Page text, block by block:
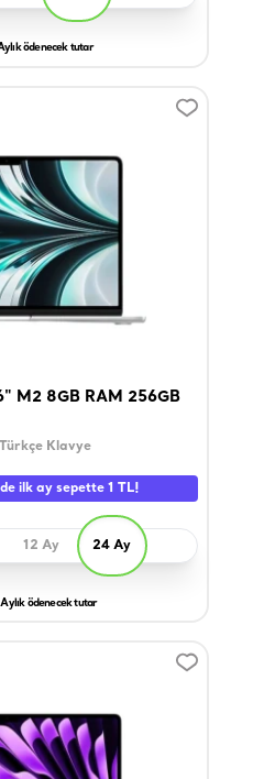
ödenecek tutar
M2 8GB RAM 256GB
Klavye
ilk ay sepette 1 TL!
12 Ay 24 Ay
Aylık ödenecek tutar